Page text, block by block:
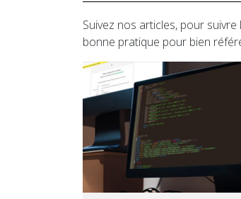
Suivez nos articles, pour
bonne pratique pour bien